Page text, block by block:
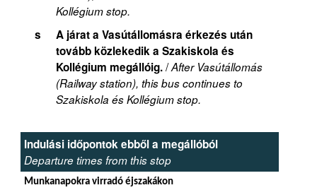
Kollégium stop.
s
A járat a Vasútállomásra érkezés után
tovább közlekedik a Szakiskola és
Kollégium megállóig./After Vasútállomás
(Railway station), this bus continues to
Szakiskola és Kollégium stop.
Indulási időpontok ebből a megállóból
Departure times from this stop
Munkanapokra virradó éjszakákon